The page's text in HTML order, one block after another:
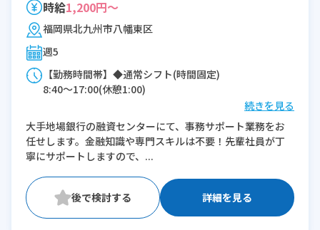
時給1,200円～
福岡県北九州市八幡東区
週5
【勤務時間帯】◆通常シフト(時間固定)
8:40〜17:00(休憩1:00)
※残業：0〜5時間程度/月
続きを見る
大手地場銀行の融資センターにて、事務サポート業務をお
任せします。金融知識や専門スキルは不要！先輩社員が丁
寧にサポートしますので、...
詳細を見る